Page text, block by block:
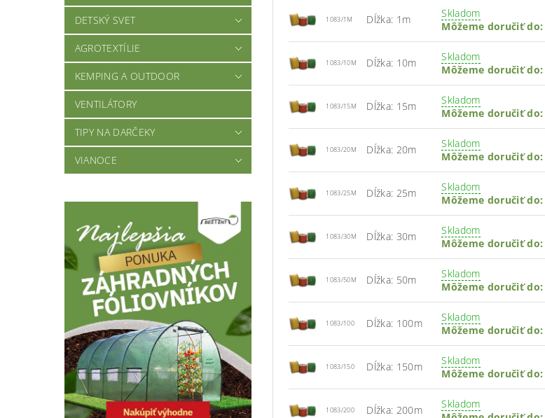
DETSKÝ SVET
AGROTEXTÍLIE
KEMPING A OUTDOOR
VENTILÁTORY
TIPY NA DARČEKY
VIANOCE
1083/1M Dĺžka: 1m
Skladom
Môžeme doručiť do:
1083/10M Dĺžka: 10m
Skladom
Môžeme doručiť do:
1083/15M Dĺžka: 15m
Skladom
Môžeme doručiť do:
1083/20M Dĺžka: 20m
Skladom
Môžeme doručiť do:
1083/25M Dĺžka: 25m
Skladom
Môžeme doručiť do:
1083/30M Dĺžka: 30m
Skladom
Môžeme doručiť do:
1083/50M Dĺžka: 50m
Skladom
Môžeme doručiť do:
1083/100 Dĺžka: 100m
Skladom
Môžeme doručiť do:
1083/150 Dĺžka: 150m
Skladom
Môžeme doručiť do:
1083/200 Dĺžka: 200m
Skladom